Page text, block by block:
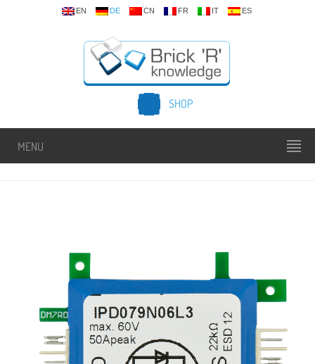
EN DE CN FR IT ES
SHOP
MENU